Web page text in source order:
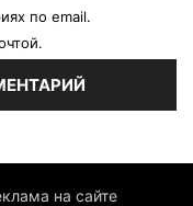
по email.
на сайте